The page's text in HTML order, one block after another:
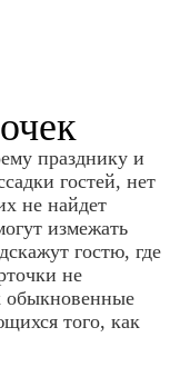
празднику и
гостей, нет
не найдет
измежать
гостю, где
не
обыкновенные
того, как